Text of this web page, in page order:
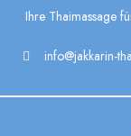
Ihre Thaimassage
info@jakkarin-